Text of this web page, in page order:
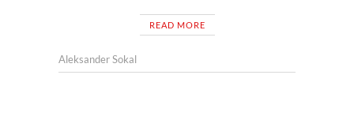
READ MORE
Aleksander Sokal